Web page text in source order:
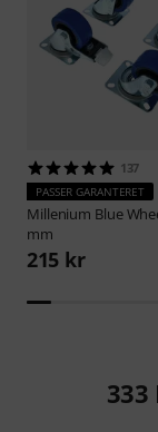
137
PASSER GARANTERET
Millenium Blue
mm
215 kr
333